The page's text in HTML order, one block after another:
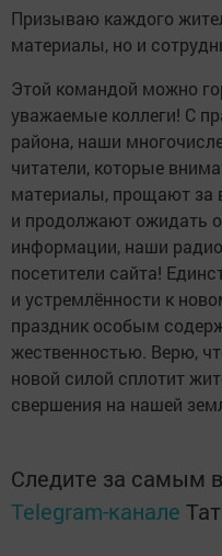
Призываю каждого
материалы, но и
Этой командой можно
уважаемые коллеги! С
района, наши
читатели, которые
материалы, про­щают за
и продол­жают ожидать
информации, наши
посетители сайта!
и устремлённости к
праздник особым
жественностью. Верю,
новой силой сплотит
свершения на нашей
Следите за самым
Telegram-канале